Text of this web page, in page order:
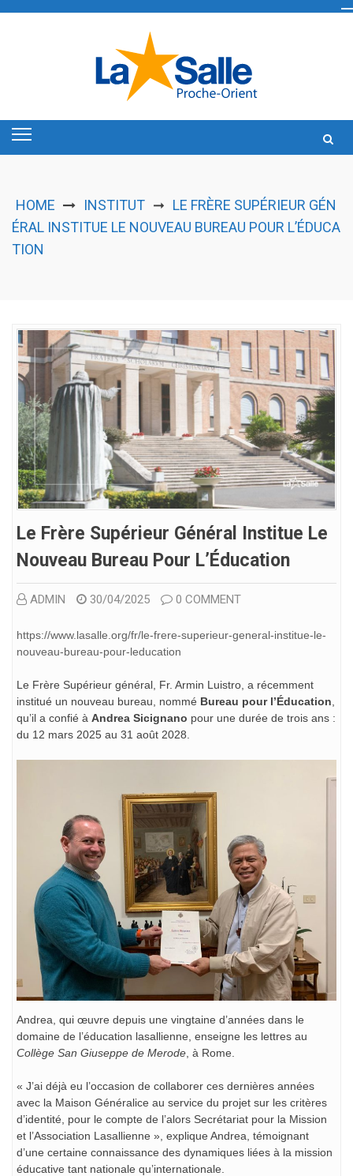
HOME INSTITUT ➞ LE FRÈRE SUPÉRIEUR GÉN
ÉRAL INSTITUE LE NOUVEAU BUREAU POUR L’ÉDUCA
TION
Le Frère Supérieur Général Institue Le
Nouveau Bureau Pour L’Éducation
ADMIN 30/04/2025 0 COMMENT
https://www.lasalle.org/fr/le-frere-superieur-general-institue-le-
nouveau-bureau-pour-leducation
Le Frère Supérieur général, Fr. Armin Luistro, a récemment
institué un nouveau bureau, nommé Bureau pour l’Éducation
qu’il a confié à Andrea Sicignano pour une durée de trois ans :
du 12 mars 2025 au 31 août 2028.
Andrea, qui œuvre depuis une vingtaine d’années dans le
domaine de l’éducation lasallienne, enseigne les lettres au
Collège San Giuseppe de Merode , à Rome.
« J’ai déjà eu l’occasion de collaborer ces dernières années
avec la Maison Généralice au service du projet sur les critères
d’identité, pour le compte de l’alors Secrétariat pour la Mission
et l’Association Lasallienne », explique Andrea, témoignant
d’une certaine connaissance des dynamiques liées à la mission
éducative tant nationale qu’internationale.